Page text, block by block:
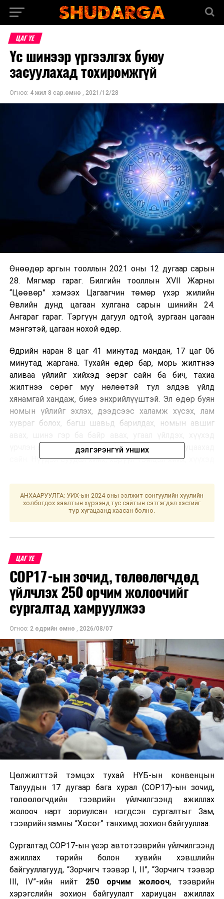
ЦАГ ҮЕ
Үс шинээр үргээлгэх буюу
засуулахад тохиромжгүй
Огноо: 4 жил 8 сар.өмнө , 2021/12/28
Өнөөдөр аргын тооллын 2021 оны 12 дугаар сарын
28. Мягмар гараг. Билгийн тооллын XVII Жарны
“Цөөвөр” хэмээх Цагаагчин төмөр үхэр жилийн
Өвлийн дунд цагаан хулгана сарын шинийн 24.
Ангараг гараг. Тэргүүн дагуул одтой, зургаан цагаан
мэнгэтэй, цагаан нохой өдөр.
Өдрийн наран 8 цаг 41 минутад мандан, 17 цаг 06
минутад жаргана. Тухайн өдөр бар, морь жилтнээ
аливаа үйлийг хийхэд эерэг сайн ба бич, тахиа
жилтнээ сөрөг муу нөлөөтэй тул элдэв үйлд
хянамгай хандаж, биеэ энхрийлүүштэй. Эл өдөр буян
номын үйлийг эхлэх, дээдсээс халамж хүсэх, лам
хувраг болох, багш шавьд барилдах, номын авшиг
үрчлэн авах, андгай тангараг, гэрээ хэлцлээ буцаахад
сайн. Нүүдэл суудал хийх, хэрүүл тэмцэл хийх, хүүхэд
Өдрийн сайн цаг нь бар, луу, могой, бич, тахиа, гахай
болой. Хол газар яваар одогсод баруун урагш мөрөө
гаргавал зохистой. Үс шинээр үргээлгэх буюу
ДАРААХ МЭДЭЭ
УИХ: Намын бүлэг, ажлын хэсгүүд өнөөдөр хуралдана
ӨМНӨХ МЭДЭЭ
наадам болоход 2 хоног үлдлээ
ДЭЛГЭРЭНГҮЙ УНШИХ
АНХААРУУЛГА: УИХ-ын 2024 оны ээлжит сонгуулийн хуулийн
холбогдох заалтын хүрээнд тус сайтын сэтгэгдэл хэсгийг
түр хугацаанд хаасан болно.
ЦАГ ҮЕ
COP17-ын зочид, төлөөлөгчдөд
үйлчлэх 250 орчим жолоочийг
сургалтад хамруулжээ
Огноо: 2 өдрийн өмнө , 2026/08/07
Цөлжилттэй тэмцэх тухай НҮБ-ын конвенцын
Талуудын 17 дугаар бага хурал (COP17)-ын зочид,
төлөөлөгчдийн тээврийн үйлчилгээнд ажиллах
жолооч нарт зориулсан нэгдсэн сургалтыг Зам,
тээврийн яамны “Хөсөг” танхимд зохион байгууллаа.
Сургалтад COP17-ын үеэр автотээврийн үйлчилгээнд
ажиллах төрийн болон хувийн хэвшлийн
байгууллагууд, “Зорчигч тээвэр I, II”, “Зорчигч тээвэр
III, IV”-ийн нийт 250 орчим жолооч, тээврийн
хэрэгслийн зохион байгуулалт хариуцан ажиллах